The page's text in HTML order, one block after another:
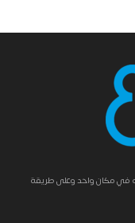
في مكان واحد وعلى طريقة